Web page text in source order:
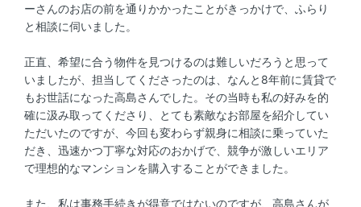
ーさんのお店の前を通りかかったことがきっかけで、ふらり
と相談に伺いました。
正直、希望に合う物件を見つけるのは難しいだろうと思って
いましたが、担当してくださったのは、なんと8年前に賃貸で
もお世話になった高島さんでした。その当時も私の好みを的
確に汲み取ってくださり、とても素敵なお部屋を紹介してい
ただいたのですが、今回も変わらず親身に相談に乗っていた
だき、迅速かつ丁寧な対応のおかげで、競争が激しいエリア
で理想的なマンションを購入することができました。
また、私は事務手続きが得意ではないのですが、高島さんが